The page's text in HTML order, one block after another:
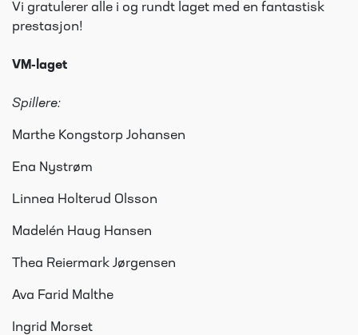
Vi gratulerer alle i og rundt laget med en fantastisk
prestasjon!
VM-laget
Spillere:
Marthe Kongstorp Johansen
Ena Nystrøm
Linnea Holterud Olsson
Madelén Haug Hansen
Thea Reiermark Jørgensen
Ava Farid Malthe
Ingrid Morset